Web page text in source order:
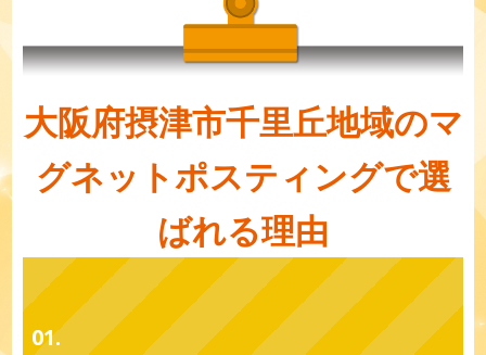
大阪府摂津市千里丘地域のマ
グネットポスティングで選
ばれる理由
01.